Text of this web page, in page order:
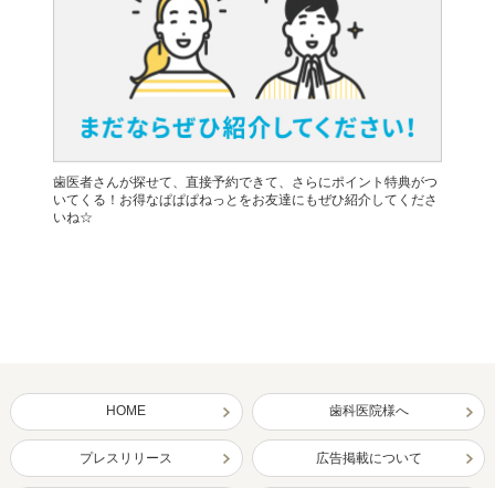
歯医者さんが探せて、直接予約できて、さらにポイント特典がつ
いてくる！お得なぱぱぱねっとをお友達にもぜひ紹介してくださ
いね☆
HOME 歯科医院様へ
プレスリリース 広告掲載について